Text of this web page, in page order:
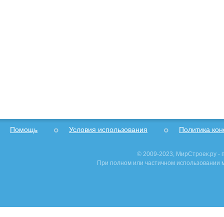
Помощь Условия использования Политика
© 2009-2023, МирСтроек.ру -
При полном или частичном использовании